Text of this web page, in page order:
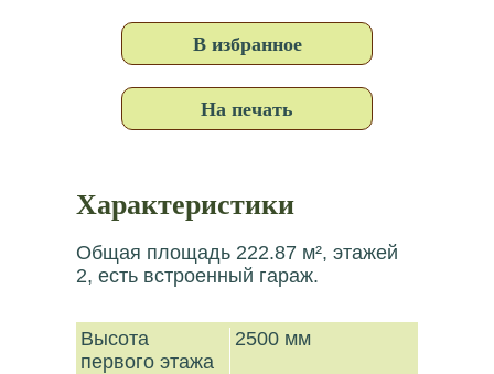
В избранное
На печать
Характеристики
Общая площадь 222.87 м², этажей
2, есть встроенный гараж.
Высота
первого этажа
2500 мм